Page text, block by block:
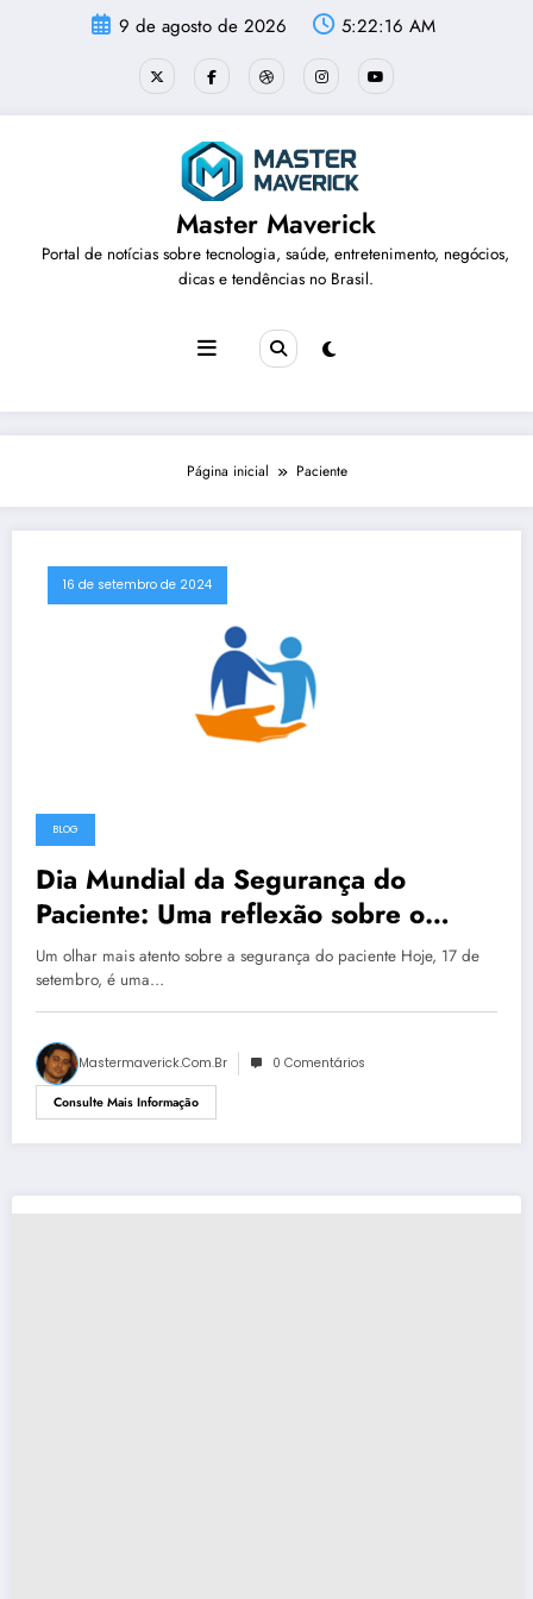
9 de agosto de 2026 5:22:16 AM
Master Maverick
Portal de notícias sobre tecnologia, saúde, entretenimento, negócios,
dicas e tendências no Brasil.
Página inicial Paciente
16 de setembro de 2024
BLOG
Dia Mundial da Segurança do
Paciente: Uma reflexão sobre o
cuidado seguro
Um olhar mais atento sobre a segurança do paciente Hoje, 17 de
setembro, é uma…
Mastermaverick.com.br 0 Comentários
Consulte Mais Informação